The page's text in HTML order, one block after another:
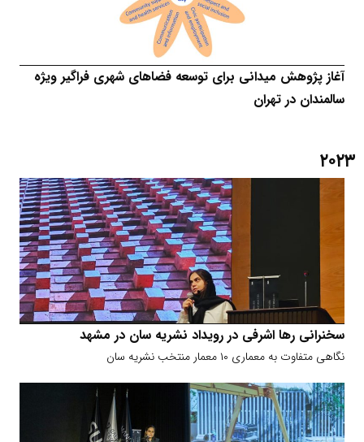
آغاز پژوهش میدانی برای توسعه فضاهای شهری فراگیر ویژه
سالمندان در تهران
۲۰۲۳
سخنرانی رها اشرفی در رویداد نشریه سان در مشهد
نگاهی متفاوت به معماری ۱۰ معمار منتخب نشریه سان